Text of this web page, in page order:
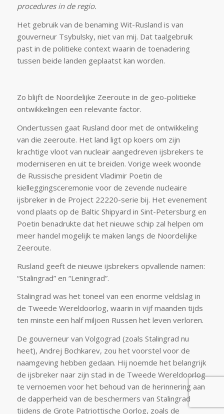
procedures in de regio.
Het gebruik van de benaming Wit-Rusland is van
gouverneur Tsybulsky, niet van mij. Dat taalgebruik
past in de politieke context waarin de toenadering
tussen beide landen geplaatst kan worden.
Zo blijft de Noordelijke Zeeroute in de geo-politieke
ontwikkelingen een relevante factor.
Ondertussen gaat Rusland door met de ontwikkeling
van die zeeroute. Het land ligt op koers om zijn
krachtige vloot van nucleair aangedreven ijsbrekers te
moderniseren en uit te breiden. Vorige week woonde
de Russische president Vladimir Poetin de
kielleggingsceremonie voor de zevende nucleaire
ijsbreker in de Project 22220-serie bij. Het evenement
vond plaats op de Baltic Shipyard in Sint-Petersburg en
Poetin benadrukte dat het nieuwe schip zal helpen om
meer handel mogelijk te maken langs de Noordelijke
Zeeroute.
Rusland geeft de nieuwe ijsbrekers opvallende namen:
“Stalingrad” en “Leningrad”.
Stalingrad was het toneel van een enorme veldslag in
de Tweede Wereldoorlog, waarin in vijf maanden tijds
ten minste een half miljoen Russen het leven verloren.
De gouverneur van Volgograd (zoals Stalingrad nu
heet), Andrej Bochkarev, zou het voorstel voor de
naamgeving hebben gedaan. Hij noemde het belangrijk
de ijsbreker naar zijn stad in de Tweede Wereldoorlog
te vernoemen voor het behoud van de herinnering aan
de dapperheid van de beschermers van Stalingrad
tijdens de Grote Patriottische Oorlog, zoals de